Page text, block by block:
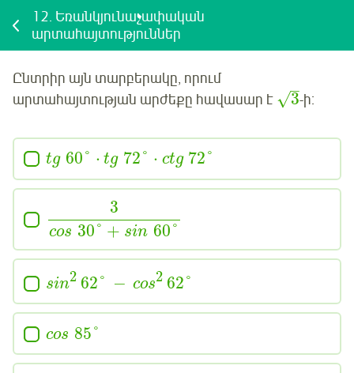
12. Եռանկյունաչափական
արտահայտություններ
Ընտրիր այն տարբերակը, որում
արտահայտության արժեքը հավասար է
3
–
√ -ի:
tg 60° ⋅ tg 72° ⋅ ctg 72°
3
cos 30° + sin 60°
sin2 62° − cos2 62°
cos 85°